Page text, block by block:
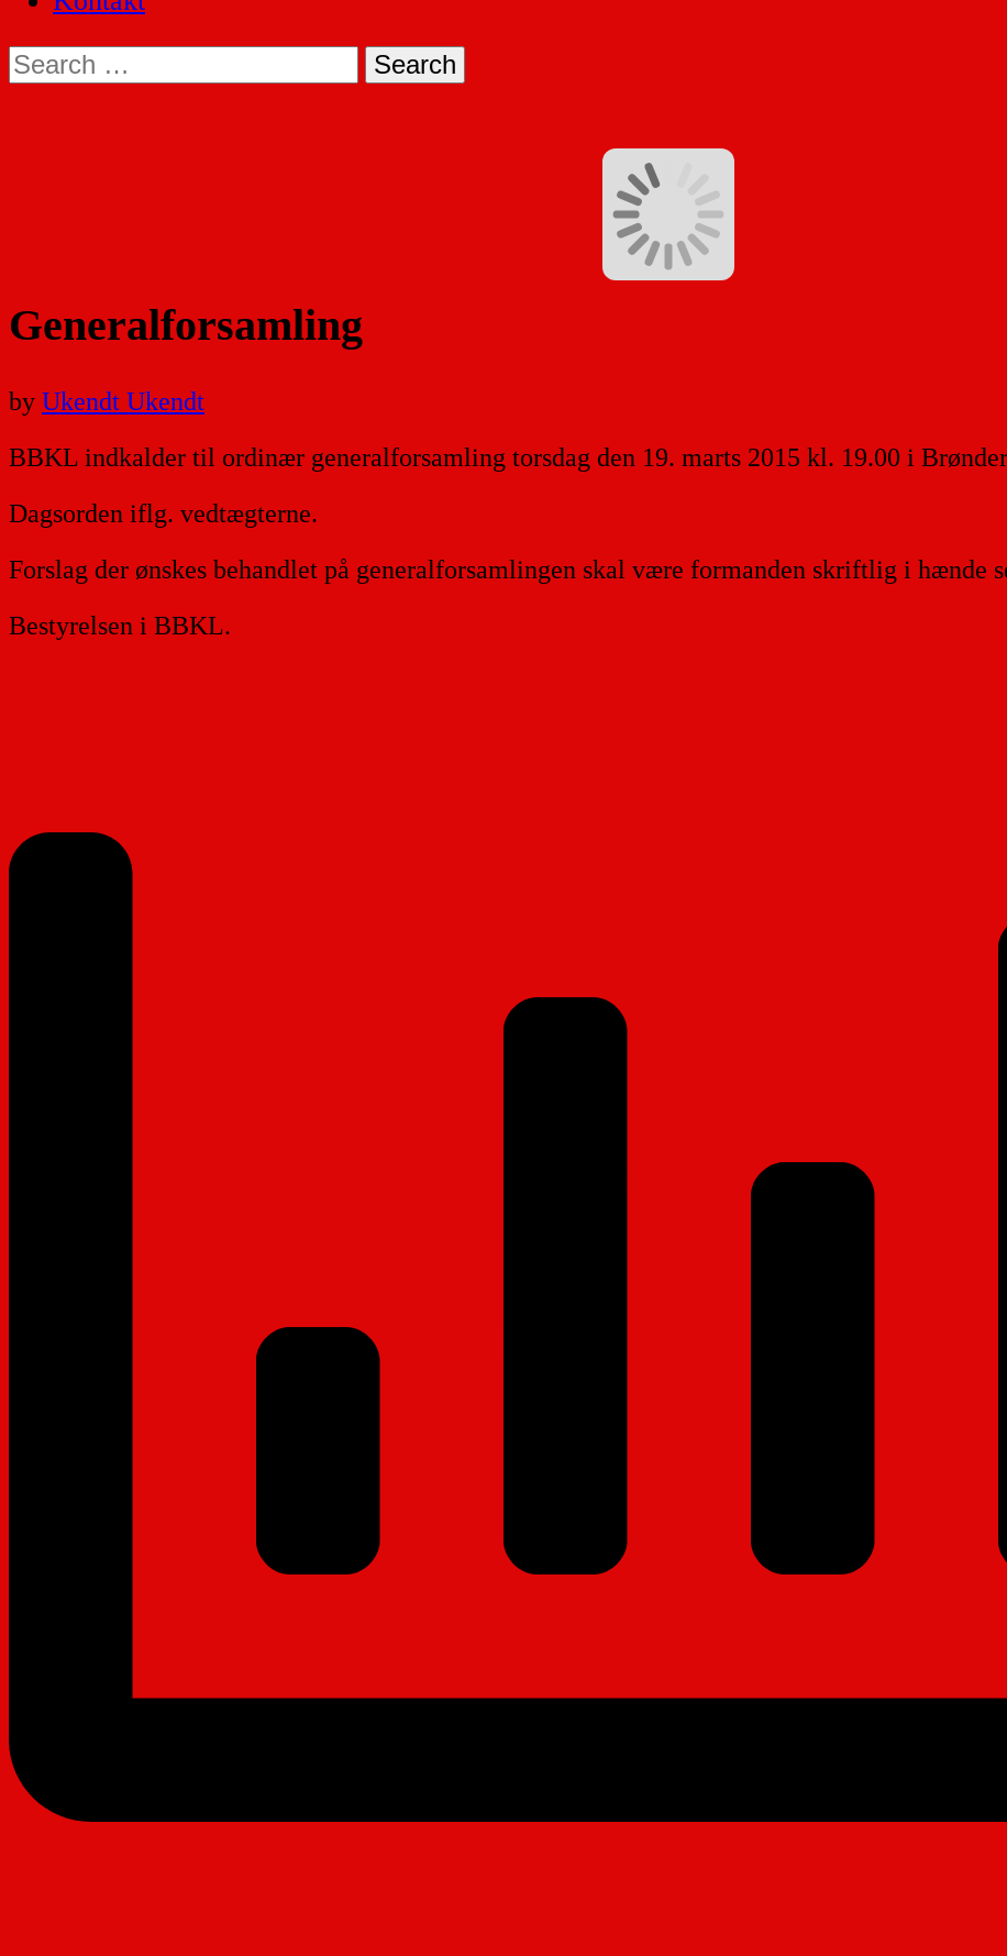
Search
for:
Generalforsamling
by Ukendt Ukendt
BBKL indkalder til ordinær generalforsamling torsdag den 19. marts 2015 kl. 19.00 i
Dagsorden iflg. vedtægterne.
Forslag der ønskes behandlet på generalforsamlingen skal være formanden skriftlig i hænde
Bestyrelsen i BBKL.